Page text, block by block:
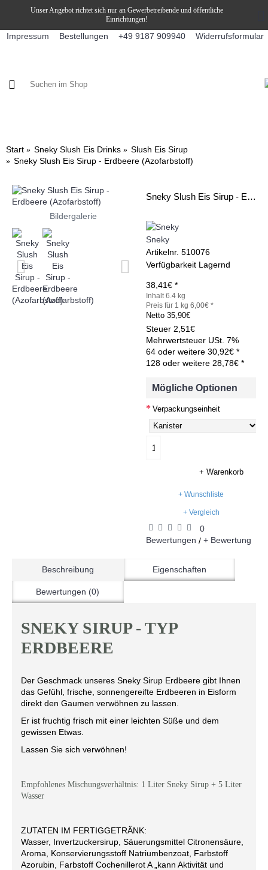
Unser Angebot richtet sich nur an Gewerbetreibende und öffentliche
Einrichtungen!
Impressum Bestellungen +49 9187 909940 Widerrufsformular
Start Sneky Slush Eis Drinks
Slush Eis Sirup
Sneky Slush Eis Sirup - Erdbeere (Azofarbstoff)
Bildergalerie
Sneky Slush Eis Sirup - Erdbeere (Azofarbstoff)
Sneky
Artikelnr. 510076
Verfügbarkeit Lagernd
38,41€ *
Inhalt 6.4 kg
Preis für 1 kg 6,00€ *
Netto 35,90€
Steuer 2,51€
Mehrwertsteuer USt. 7%
64 oder weitere 30,92€ *
128 oder weitere 28,78€ *
Mögliche Optionen
Verpackungseinheit
+ Warenkorb
+ Wunschliste
+ Vergleich
0
Bewertungen / + Bewertung
Beschreibung Eigenschaften
Bewertungen (0)
SNEKY SIRUP - TYP
ERDBEERE
Der Geschmack unseres Sneky Sirup Erdbeere gibt Ihnen
das Gefühl, frische, sonnengereifte Erdbeeren in Eisform
direkt den Gaumen verwöhnen zu lassen.
Er ist fruchtig frisch mit einer leichten Süße und dem
gewissen Etwas.
Lassen Sie sich verwöhnen!
Empfohlenes Mischungsverhältnis: 1 Liter Sneky Sirup + 5 Liter
Wasser
ZUTATEN IM FERTIGGETRÄNK:
Wasser, Invertzuckersirup, Säuerungsmittel Citronensäure,
Aroma, Konservierungsstoff Natriumbenzoat, Farbstoff
Azorubin, Farbstoff Cochenillerot A „kann Aktivität und